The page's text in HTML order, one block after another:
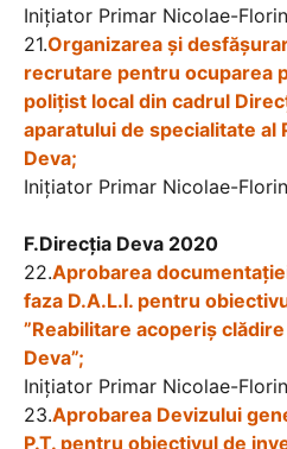
Iniţiator Primar Nicolae-
21.Organizarea și
recrutare pentru ocuparea
polițist local din cadrul
aparatului de specialitate al
Deva;
Iniţiator Primar Nicolae-
F.Direcția Deva 2020
22.Aprobarea
faza D.A.L.I. pentru
”Reabilitare acoperiș
Deva”;
Iniţiator Primar Nicolae-
23.Aprobarea Devizului
P.T. pentru obiectivul de